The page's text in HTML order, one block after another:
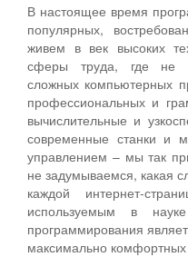
В настоящее время
популярных,
живем в век высоких
сферы труда, где не
сложных компьютерных
профессиональных и
вычислительные и
современные станки и
управлением – мы так
не задумываемся, какая
каждой интернет-
используемым в
программирования
максимально